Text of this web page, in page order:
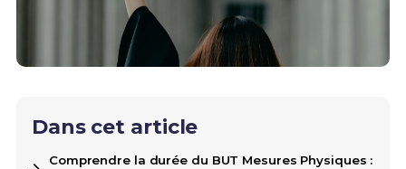
Dans cet article
Comprendre la durée du BUT Mesures Physiques :